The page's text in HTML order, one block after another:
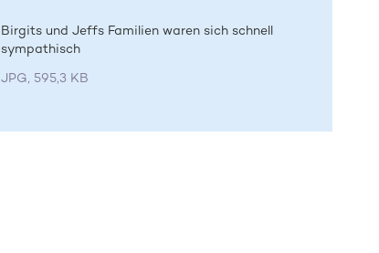
Birgits und Jeffs Familien waren sich schnell
sympathisch
JPG, 595,3 KB